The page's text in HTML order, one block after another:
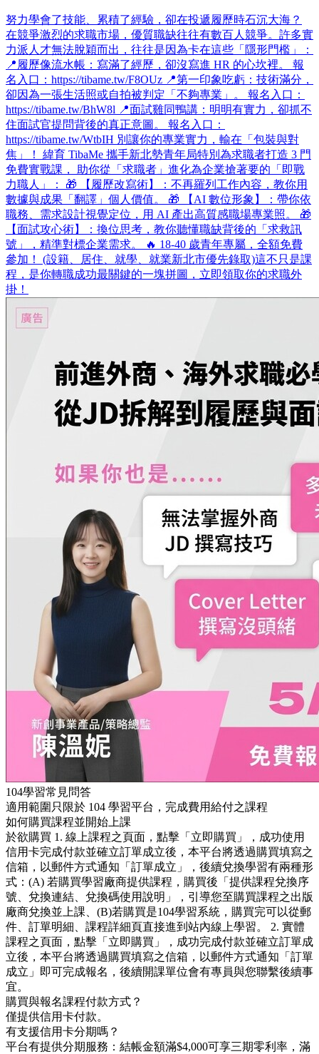
努力學會了技能、累積了經驗，卻在投遞履歷時石沉大海？
在競爭激烈的求職市場，優質職缺往往有數百人競爭。許多實
力派人才無法脫穎而出，往往是因為卡在這些「隱形門檻」：
📍履歷像流水帳：寫滿了經歷，卻沒寫進 HR 的心坎裡。 報
名入口：https://tibame.tw/F8OUz 📍第一印象吃虧：技術滿分，
卻因為一張生活照或自拍被判定「不夠專業」。 報名入口：
https://tibame.tw/BhW8l 📍面試雞同鴨講：明明有實力，卻抓不
住面試官提問背後的真正意圖。 報名入口：
https://tibame.tw/WtbIH 別讓你的專業實力，輸在「包裝與對
焦」！ 緯育 TibaMe 攜手新北勢青年局特別為求職者打造 3 門
免費實戰課， 助你從「求職者」進化為企業搶著要的「即戰
力職人」： 🎁 【履歷改寫術】：不再羅列工作內容，教你用
數據與成果「翻譯」個人價值。 🎁 【AI 數位形象】：帶你依
職務、需求設計視覺定位，用 AI 產出高質感職場專業照。 🎁
【面試攻心術】：換位思考，教你聽懂職缺背後的「求救訊
號」，精準對標企業需求。 🔥 18-40 歲青年專屬，全額免費
參加！ (設籍、居住、就學、就業新北市優先錄取)​ 這不只是課
程，是你轉職成功最關鍵的一塊拼圖，立即領取你的求職外
掛！
104學習常見問答
適用範圍只限於 104 學習平台，完成費用給付之課程
如何購買課程並開始上課
於欲購買 1. 線上課程之頁面，點擊「立即購買」，成功使用
信用卡完成付款並確立訂單成立後，本平台將透過購買填寫之
信箱，以郵件方式通知「訂單成立」，後續兌換學習有兩種形
式：(A) 若購買學習廠商提供課程，購買後「提供課程兌換序
號、兌換連結、兌換碼使用說明」，引導您至購買課程之出版
廠商兌換並上課、(B)若購買是104學習系統，購買完可以從郵
件、訂單明細、課程詳細頁直接進到站內線上學習。 2. 實體
課程之頁面，點擊「立即購買」，成功完成付款並確立訂單成
立後，本平台將透過購買填寫之信箱，以郵件方式通知「訂單
成立」即可完成報名，後續開課單位會有專員與您聯繫後續事
宜。
購買與報名課程付款方式？
僅提供信用卡付款。
有支援信用卡分期嗎？
平台有提供分期服務：結帳金額滿$4,000可享三期零利率，滿